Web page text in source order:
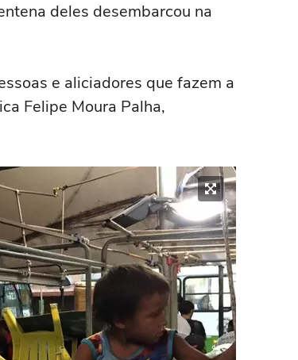
deles desembarcou na
e aliciadores que fazem a
Felipe Moura Palha,